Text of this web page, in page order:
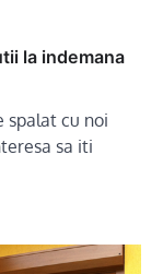
la indemana
spalat cu noi
sa iti